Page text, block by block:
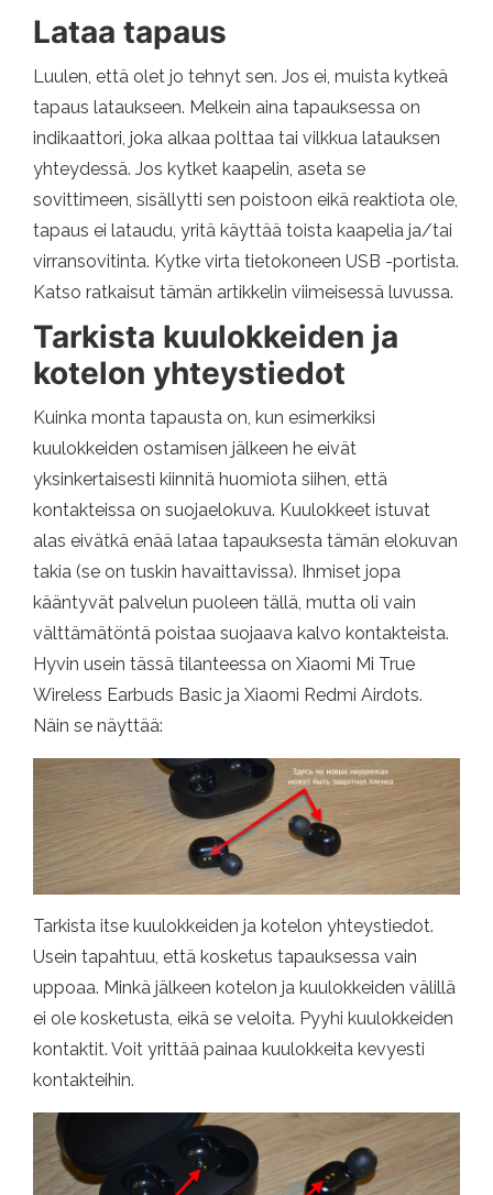
Lataa tapaus
Luulen, että olet jo tehnyt sen. Jos ei, muista kytkeä
tapaus lataukseen. Melkein aina tapauksessa on
indikaattori, joka alkaa polttaa tai vilkkua latauksen
yhteydessä. Jos kytket kaapelin, aseta se
sovittimeen, sisällytti sen poistoon eikä reaktiota ole,
tapaus ei lataudu, yritä käyttää toista kaapelia ja/tai
virransovitinta. Kytke virta tietokoneen USB -portista.
Katso ratkaisut tämän artikkelin viimeisessä luvussa.
Tarkista kuulokkeiden ja
kotelon yhteystiedot
Kuinka monta tapausta on, kun esimerkiksi
kuulokkeiden ostamisen jälkeen he eivät
yksinkertaisesti kiinnitä huomiota siihen, että
kontakteissa on suojaelokuva. Kuulokkeet istuvat
alas eivätkä enää lataa tapauksesta tämän elokuvan
takia (se on tuskin havaittavissa). Ihmiset jopa
kääntyvät palvelun puoleen tällä, mutta oli vain
välttämätöntä poistaa suojaava kalvo kontakteista.
Hyvin usein tässä tilanteessa on Xiaomi Mi True
Wireless Earbuds Basic ja Xiaomi Redmi Airdots.
Näin se näyttää:
Tarkista itse kuulokkeiden ja kotelon yhteystiedot.
Usein tapahtuu, että kosketus tapauksessa vain
uppoaa. Minkä jälkeen kotelon ja kuulokkeiden välillä
ei ole kosketusta, eikä se veloita. Pyyhi kuulokkeiden
kontaktit. Voit yrittää painaa kuulokkeita kevyesti
kontakteihin.